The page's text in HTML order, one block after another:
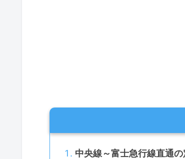
中央線～富士急行線直通